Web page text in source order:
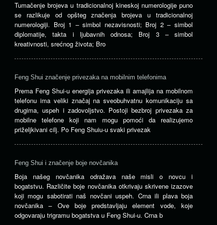
Tumačenje brojeva u tradicionalnoj kineskoj numerologije puno
se razlikuje od opšteg značenja brojeva u tradicionalnoj
numerologiji. Broj 1 – simbol nezavisnosti; Broj 2 – simbol
diplomatije, takta i ljubavnih odnosa; Broj 3 – simbol
kreativnosti, srećnog života; Bro
Feng Shui značenje privezaka na mobilnim telefonima
Prema Feng Shui-u energija privezaka ili amajlija na mobilnom
telefonu ima veliki značaj na sveobuhvatnu komunikaciju sa
drugima, uspeh i zadovoljstvo. Postoji bezbroj privezaka za
mobilne telefone koji nam mogu pomoći da realizujemo
priželjkivani cilj. Po Feng Shuiu-u svaki privezak
Feng Shui i značenje boje novčanika
Boja našeg novčanika odražava naše misli o novcu i
bogatstvu. Različite boje novčanika otkrivaju skrivene izazove
koji mogu sabotirati naš novčani uspeh. Crna ili plava boja
novčanika – Ove boje predstavljaju element vode, koje
odgovaraju trigramu bogatstva u Feng Shui-u. Crna b